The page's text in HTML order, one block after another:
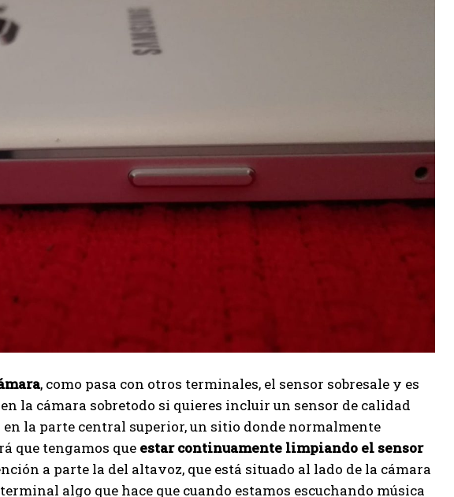
, como pasa con otros terminales, el sensor sobresale y es
la cámara sobretodo si quieres incluir un sensor de calidad
en la parte central superior, un sitio donde normalmente
que tengamos que estar continuamente limpiando el sensor
a parte la del altavoz, que está situado al lado de la cámara
algo que hace que cuando estamos escuchando música